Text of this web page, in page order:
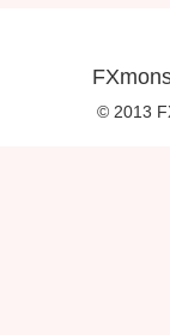
© 2013